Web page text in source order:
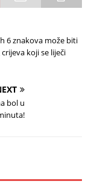
6 znakova može biti
koji se liječi
bol u